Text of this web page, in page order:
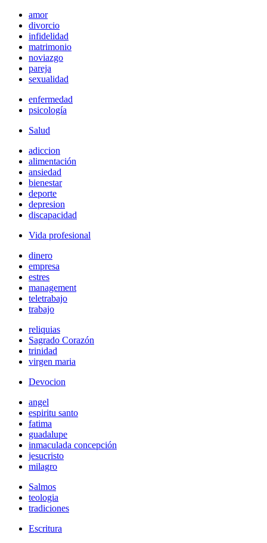
amor
divorcio
infidelidad
matrimonio
noviazgo
pareja
sexualidad
enfermedad
psicología
Salud
adiccion
alimentación
ansiedad
bienestar
deporte
depresion
discapacidad
Vida profesional
dinero
empresa
estres
management
teletrabajo
trabajo
reliquias
Sagrado Corazón
trinidad
virgen maria
Devocion
angel
espiritu santo
fatima
guadalupe
inmaculada concepción
jesucristo
milagro
Salmos
teologia
tradiciones
Escritura